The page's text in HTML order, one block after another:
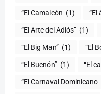
“El Camaleón (1) “El
“El Arte del Adiós” (1)
“El Big Man” (1) “El
“El Buenón” (1) “El
“El Carnaval Dominicano